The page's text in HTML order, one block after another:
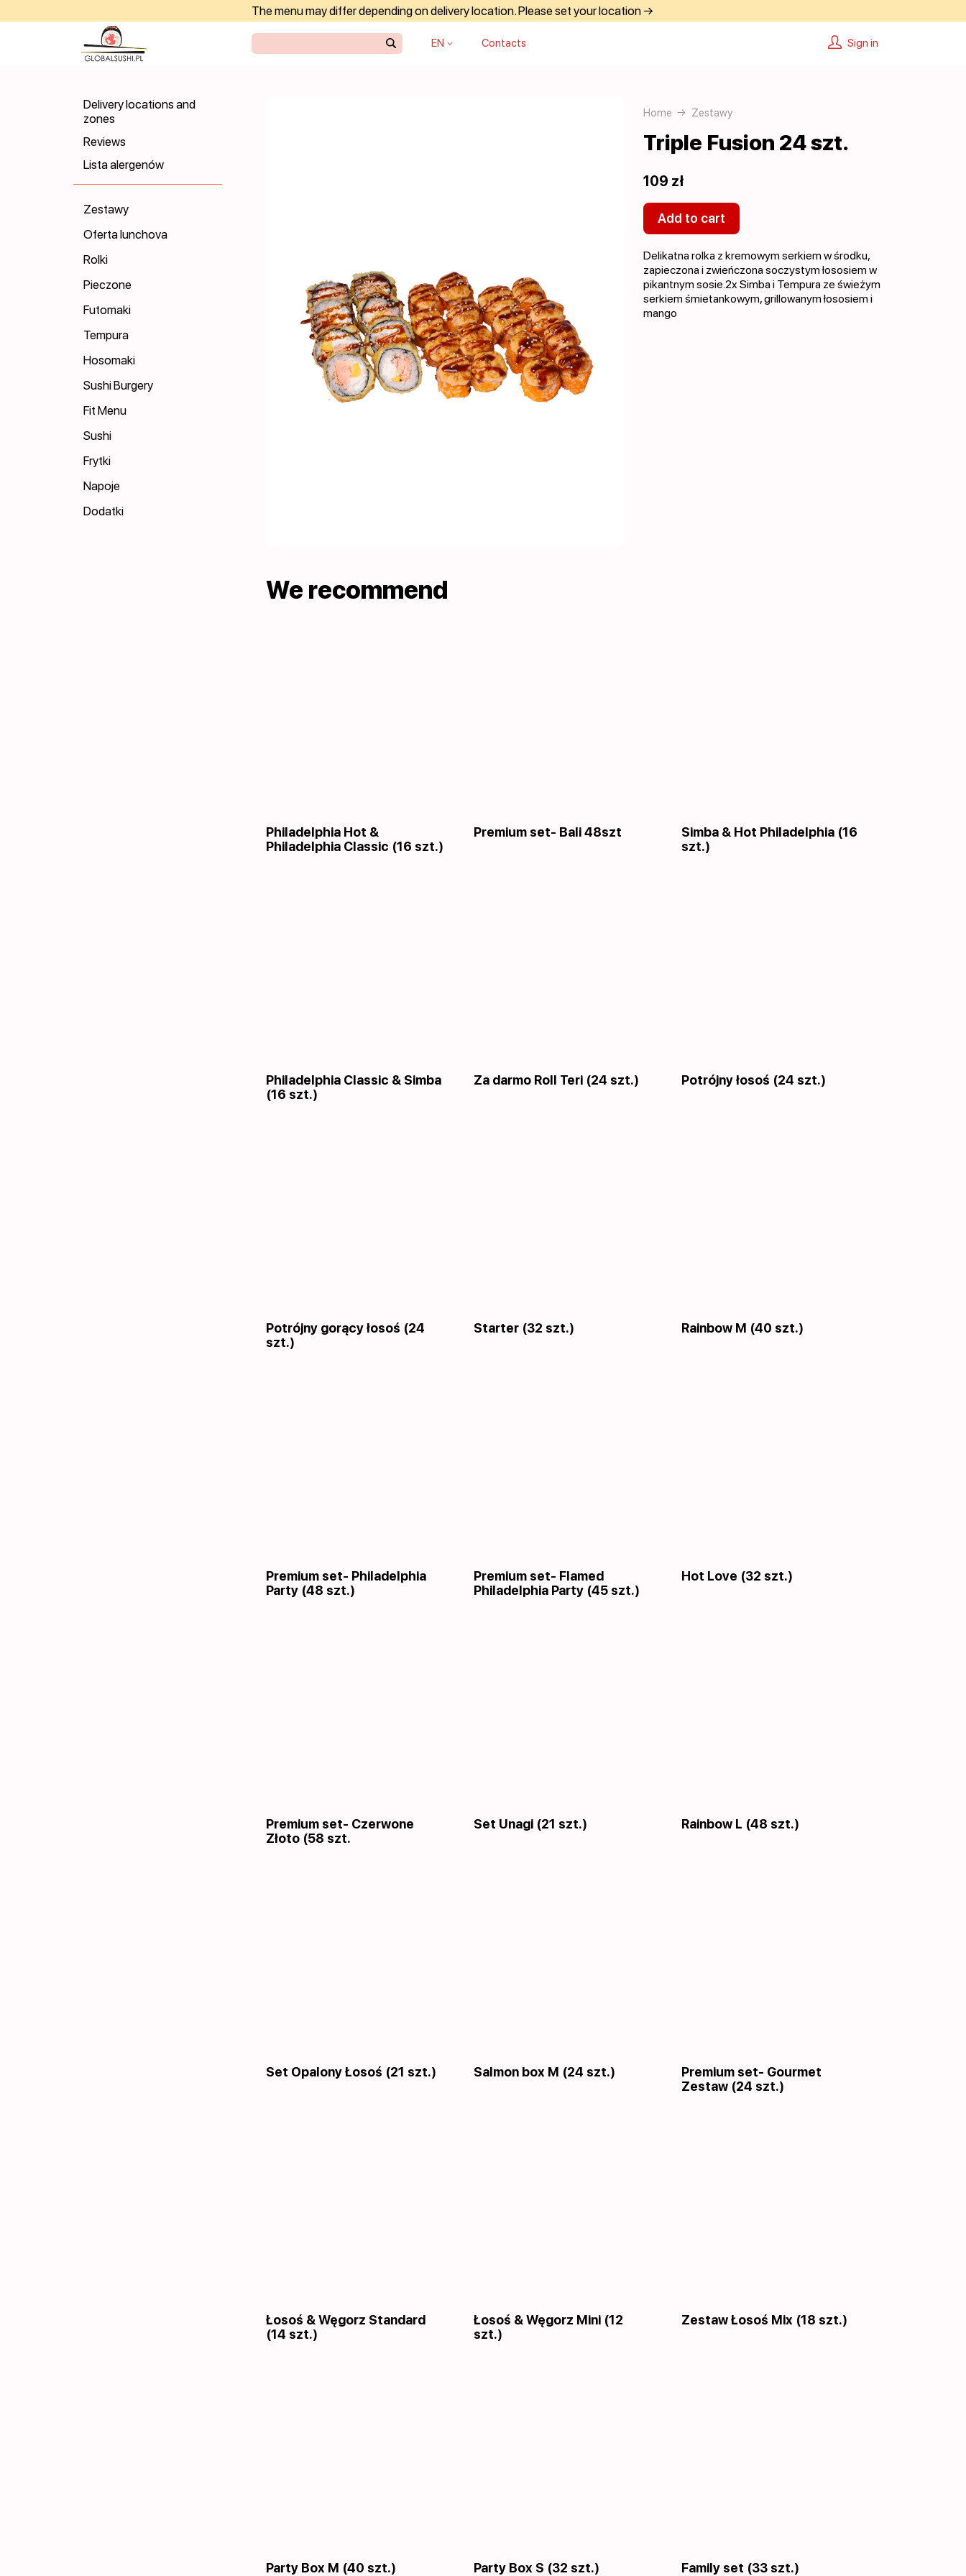
The menu may differ depending on delivery location. Please set your location →
EN Contacts Sign in
Delivery locations and
zones
Reviews
Lista alergenów
Zestawy
Oferta lunchova
Rolki
Pieczone
Futomaki
Tempura
Hosomaki
Sushi Burgery
Fit Menu
Sushi
Frytki
Napoje
Dodatki
Home Zestawy
Triple Fusion 24 szt.
109 zł
Add to cart
Delikatna rolka z kremowym serkiem w środku,
zapieczona i zwieńczona soczystym łososiem w
pikantnym sosie.2x Simba i Tempura ze świeżym
serkiem śmietankowym, grillowanym łososiem i
mango
We recommend
Philadelphia Hot &
Philadelphia Classic (16 szt.)
Premium set- Bali 48szt
Simba & Hot Philadelphia (16
szt.)
Philadelphia Сlassic & Simba
(16 szt.)
Za darmo Roll Teri (24 szt.) Potrójny łosoś (24 szt.)
Potrójny gorący łosoś (24
szt.)
Starter (32 szt.) Rainbow M (40 szt.)
Premium set- Philadelphia
Party (48 szt.)
Premium set- Flamed
Philadelphia Party (45 szt.)
Hot Love (32 szt.)
Premium set- Czerwone
Złoto (58 szt.
Set Unagi (21 szt.) Rainbow L (48 szt.)
Set Opalony Łosoś (21 szt.) Salmon box M (24 szt.)
Premium set- Gourmet
Zestaw (24 szt.)
Łosoś & Węgorz Standard
(14 szt.)
Łosoś & Węgorz Mini (12
szt.)
Zestaw Łosoś Mix (18 szt.)
Party Box M (40 szt.) Party Box S (32 szt.) Family set (33 szt.)